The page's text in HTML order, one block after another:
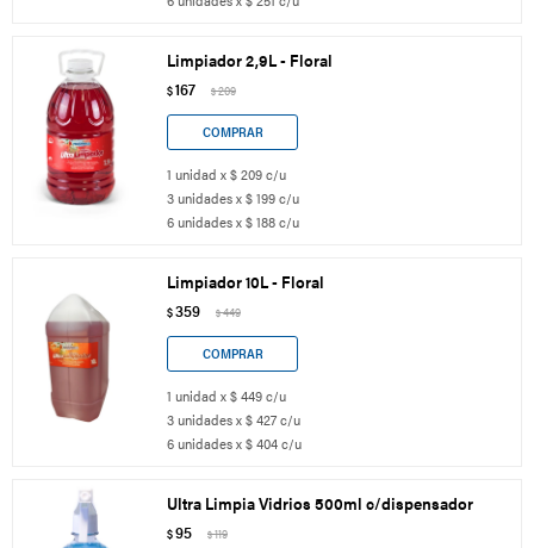
Limpiador 2,9L - Floral
$167 $209
1 unidad x $ 209 c/u
3 unidades x $ 199 c/u
6 unidades x $ 188 c/u
Limpiador 10L - Floral
$359 $449
1 unidad x $ 449 c/u
3 unidades x $ 427 c/u
6 unidades x $ 404 c/u
Ultra Limpia Vidrios 500ml c/dispensador
$95 $119